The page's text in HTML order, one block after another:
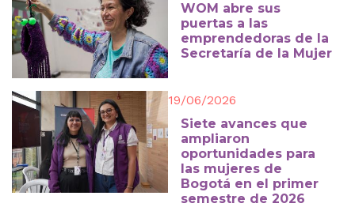
WOM abre sus
puertas a las
emprendedoras de la
Secretaría de la Mujer
19/06/2026
Siete avances que
ampliaron
oportunidades para
las mujeres de
Bogotá en el primer
semestre de 2026